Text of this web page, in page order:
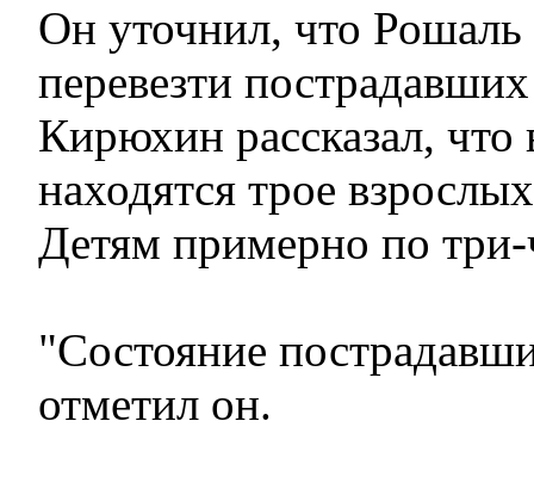
Он уточнил, что
перевезти
Кирюхин рассказал, что
находятся трое
Детям примерно по три-
"Состояние
отметил он.